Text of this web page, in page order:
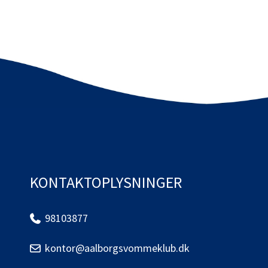
KONTAKTOPLYSNINGER
98103877
kontor@aalborgsvommeklub.dk